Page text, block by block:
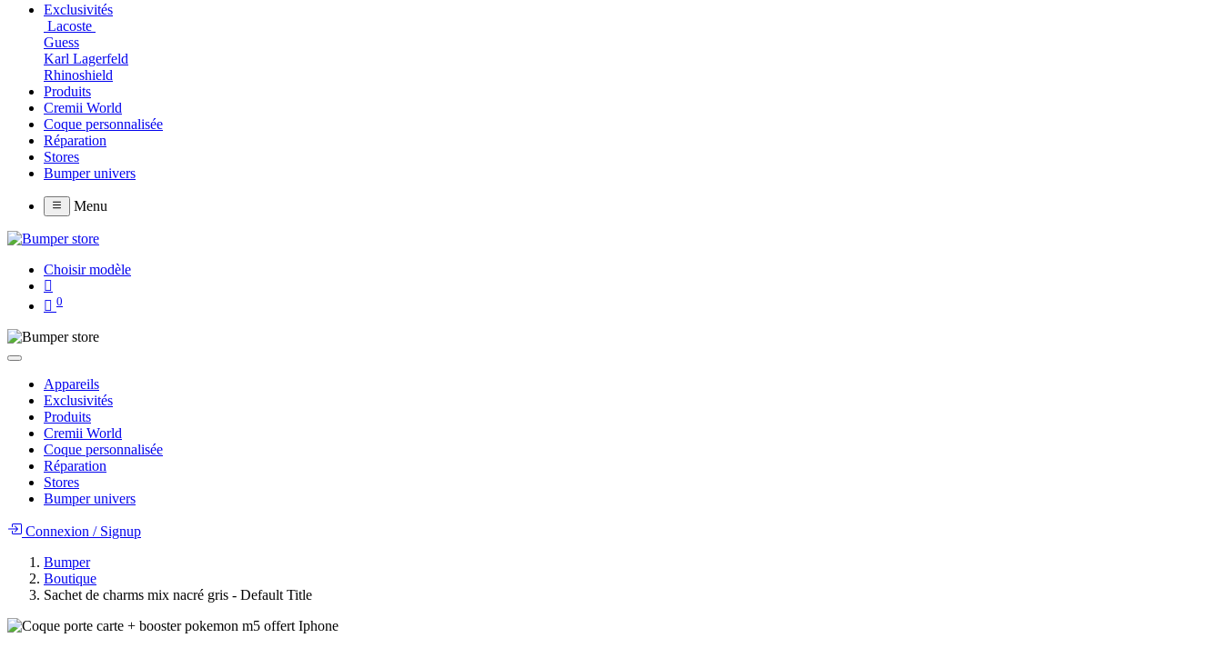
Exclusivités
Lacoste
Guess
Karl Lagerfeld
Rhinoshield
Produits
Cremii World
Coque personnalisée
Réparation
Stores
Bumper univers
Menu
Choisir modèle
0
Appareils
Exclusivités
Produits
Cremii World
Coque personnalisée
Réparation
Stores
Bumper univers
Connexion /Signup
Bumper
Boutique
Sachet de charms mix nacré gris - Default Title